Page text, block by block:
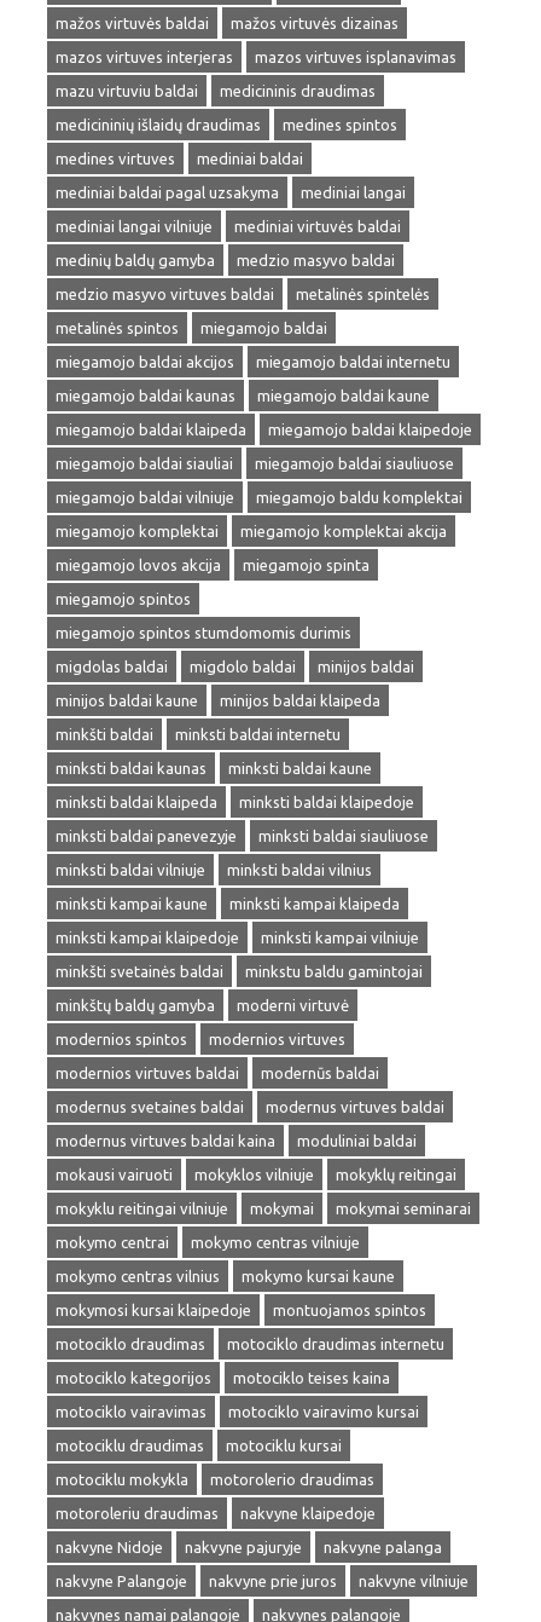
mažos virtuvės baldai
mažos virtuvės dizainas
mazos virtuves interjeras
mazos virtuves isplanavimas
mazu virtuviu baldai
medicininis draudimas
medicininių išlaidų draudimas
medines spintos
medines virtuves
mediniai baldai
mediniai baldai pagal uzsakyma
mediniai langai
mediniai langai vilniuje
mediniai virtuvės baldai
medinių baldų gamyba
medzio masyvo baldai
medzio masyvo virtuves baldai
metalinės spintelės
metalinės spintos
miegamojo baldai
miegamojo baldai akcijos
miegamojo baldai internetu
miegamojo baldai kaunas
miegamojo baldai kaune
miegamojo baldai klaipeda
miegamojo baldai klaipedoje
miegamojo baldai siauliai
miegamojo baldai siauliuose
miegamojo baldai vilniuje
miegamojo baldu komplektai
miegamojo komplektai
miegamojo komplektai akcija
miegamojo lovos akcija
miegamojo spinta
miegamojo spintos
miegamojo spintos stumdomomis durimis
migdolas baldai
migdolo baldai
minijos baldai
minijos baldai kaune
minijos baldai klaipeda
minkšti baldai
minksti baldai internetu
minksti baldai kaunas
minksti baldai kaune
minksti baldai klaipeda
minksti baldai klaipedoje
minksti baldai panevezyje
minksti baldai siauliuose
minksti baldai vilniuje
minksti baldai vilnius
minksti kampai kaune
minksti kampai klaipeda
minksti kampai klaipedoje
minksti kampai vilniuje
minkšti svetainės baldai
minkstu baldu gamintojai
minkštų baldų gamyba
moderni virtuvė
modernios spintos
modernios virtuves
modernios virtuves baldai
modernūs baldai
modernus svetaines baldai
modernus virtuves baldai
modernus virtuves baldai kaina
moduliniai baldai
mokausi vairuoti
mokyklos vilniuje
mokyklų reitingai
mokyklu reitingai vilniuje
mokymai
mokymai seminarai
mokymo centrai
mokymo centras vilniuje
mokymo centras vilnius
mokymo kursai kaune
mokymosi kursai klaipedoje
montuojamos spintos
motociklo draudimas
motociklo draudimas internetu
motociklo kategorijos
motociklo teises kaina
motociklo vairavimas
motociklo vairavimo kursai
motociklu draudimas
motociklu kursai
motociklu mokykla
motorolerio draudimas
motoroleriu draudimas
nakvyne klaipedoje
nakvyne Nidoje
nakvyne pajuryje
nakvyne palanga
nakvyne Palangoje
nakvyne prie juros
nakvyne vilniuje
nakvynes namai palangoje
nakvynes palangoje